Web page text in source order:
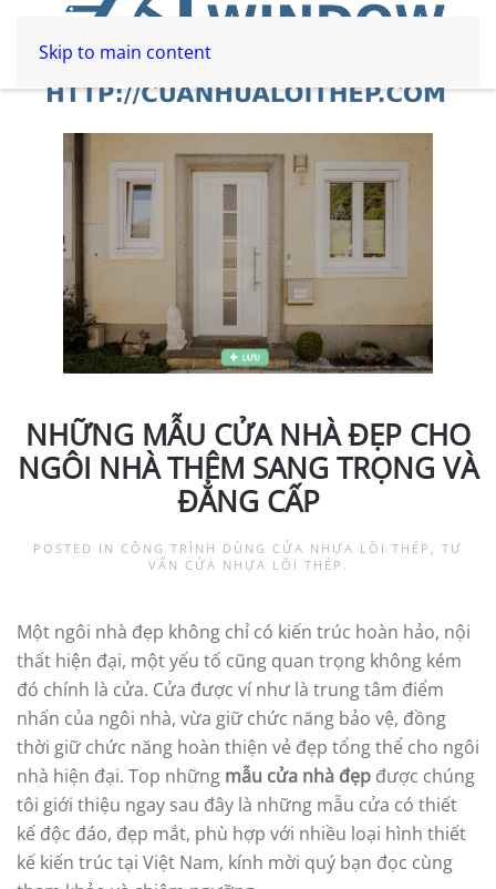
Skip to main content
NHỮNG MẪU CỬA NHÀ ĐẸP CHO
NGÔI NHÀ THÊM SANG TRỌNG VÀ
ĐẲNG CẤP
POSTED IN CÔNG TRÌNH DÙNG CỬA NHỰA LÕI THÉP
TƯ
VẤN CỬA NHỰA LÕI THÉP
Một ngôi nhà đẹp không chỉ có kiến trúc hoàn hảo, nội
thất hiện đại, một yếu tố cũng quan trọng không kém
đó chính là cửa. Cửa được ví như là trung tâm điểm
nhấn của ngôi nhà, vừa giữ chức năng bảo vệ, đồng
thời giữ chức năng hoàn thiện vẻ đẹp tổng thể cho ngôi
nhà hiện đại. Top những mẫu cửa nhà đẹp được chúng
tôi giới thiệu ngay sau đây là những mẫu cửa có thiết
kế độc đáo, đẹp mắt, phù hợp với nhiều loại hình thiết
kế kiến trúc tại Việt Nam, kính mời quý bạn đọc cùng